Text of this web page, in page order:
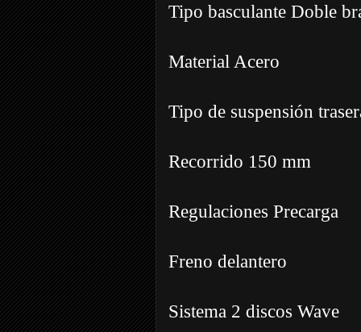
Tipo basculante Doble
Material Acero
Tipo de suspensión
Recorrido 150 mm
Regulaciones Precarga
Freno delantero
Sistema 2 discos Wave